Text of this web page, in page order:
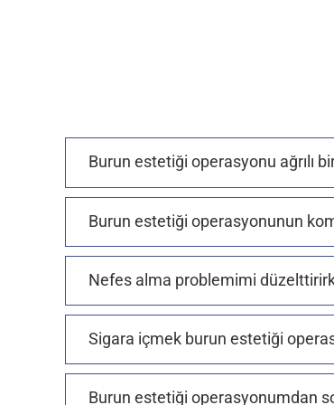
Burun estetiği operasyonu ağrılı
Burun estetiği operasyonunun
Nefes alma problemimi
Sigara içmek burun estetiği
Burun estetiği operasyonumdan